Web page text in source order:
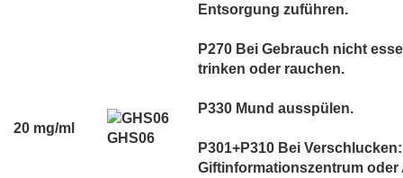
20 mg/ml
GHS06
Entsorgung zuführen.
P270 Bei Gebrauch nicht
trinken oder rauchen.
P330 Mund ausspülen.
P301+P310 Bei
Giftinformationszentrum oder